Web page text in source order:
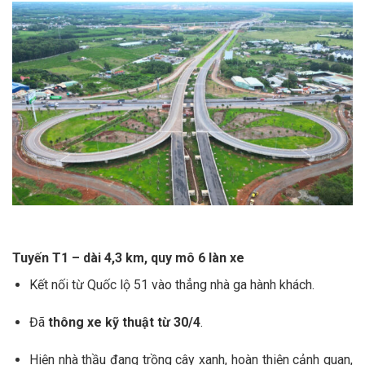
Tuyến T1 – dài 4,3 km, quy mô 6 làn xe
Kết nối từ Quốc lộ 51 vào thẳng nhà ga hành khách.
Đã thông xe kỹ thuật từ 30/4.
Hiện nhà thầu đang trồng cây xanh, hoàn thiện cảnh quan,